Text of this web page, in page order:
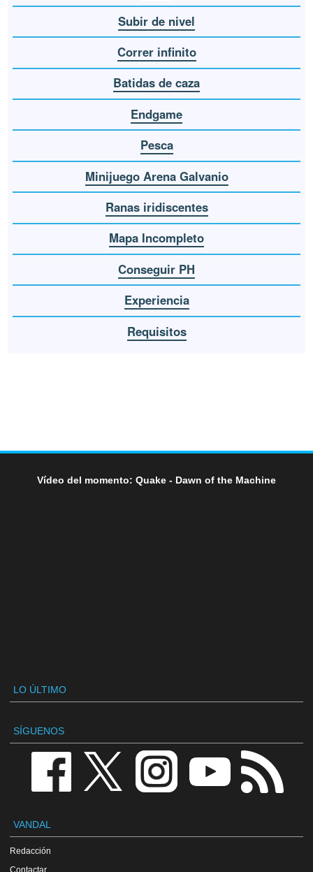
Subir de nivel
Correr infinito
Batidas de caza
Endgame
Pesca
Minijuego Arena Galvanio
Ranas iridiscentes
Mapa Incompleto
Conseguir PH
Experiencia
Requisitos
Vídeo del momento: Quake - Dawn of the Machine
LO ÚLTIMO
SÍGUENOS
VANDAL
Redacción
Contactar